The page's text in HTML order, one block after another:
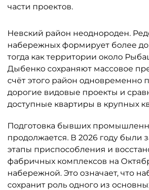
части проектов.
Невский район неоднороден.
набережных формирует более
тогда как территории около
Дыбенко сохраняют массовое
счёт этого район одновременно
дорогие видовые проекты и
доступные квартиры в крупных
Подготовка бывших
продолжается. В 2026 году были
этапы приспособления и
фабричных комплексов на
набережной. Это означает, что
сохранит роль одного из